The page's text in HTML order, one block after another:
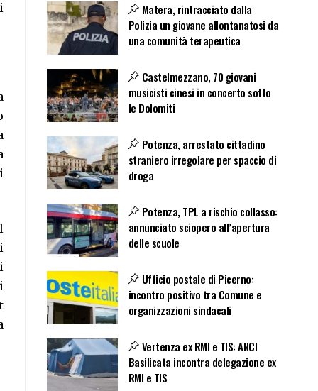
Matera, rintracciato dalla
Polizia un giovane allontanatosi da
una comunità terapeutica
Castelmezzano, 70 giovani
musicisti cinesi in concerto sotto
le Dolomiti
Potenza, arrestato cittadino
straniero irregolare per spaccio di
droga
Potenza, TPL a rischio collasso:
annunciato sciopero all’apertura
delle scuole
Ufficio postale di Picerno:
incontro positivo tra Comune e
organizzazioni sindacali
Vertenza ex RMI e TIS: ANCI
Basilicata incontra delegazione ex
RMI e TIS